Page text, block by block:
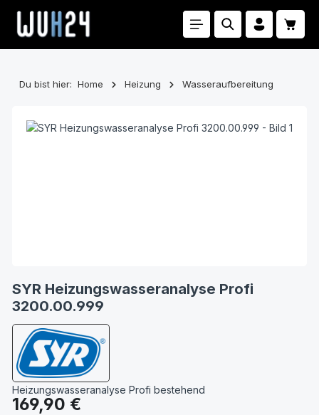
Zum Hauptinhalt springen
Du bist hier: Home Heizung Wasseraufbereitung
SYR Heizungswasseranalyse Profi
3200.00.999
Heizungswasseranalyse Profi bestehend
Regulärer Preis:
169,90 €